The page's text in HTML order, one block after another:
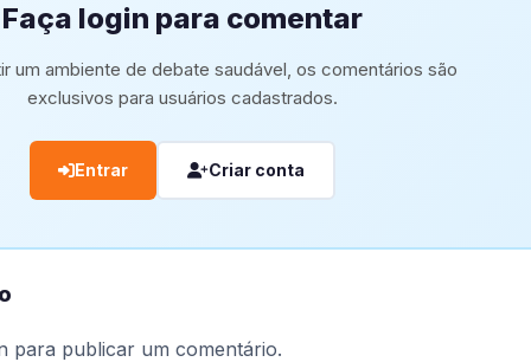
Faça login para comentar
um ambiente de debate saudável, os comentários são
exclusivos para usuários cadastrados.
Entrar Criar conta
para publicar um comentário.